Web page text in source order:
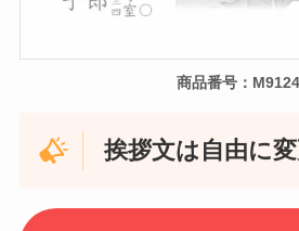
商品番号：
挨拶文は自由に変